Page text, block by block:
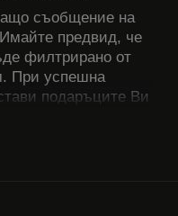
съобщение на
предвид, че
филтрирано от
При успешна
подаръците Ви
се свържете с нас: